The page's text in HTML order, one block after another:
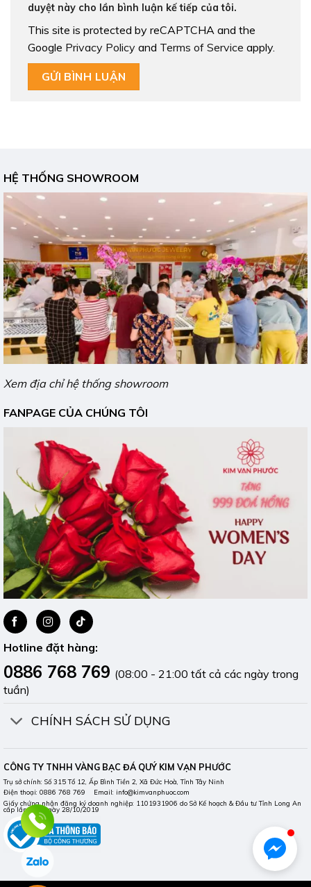
duyệt này cho lần bình luận kế tiếp của tôi.
This site is protected by reCAPTCHA and the
Google Privacy Policy and Terms of Service apply.
HỆ THỐNG SHOWROOM
Xem địa chỉ hệ thống showroom
FANPAGE CỦA CHÚNG TÔI
Hotline đặt hàng:
0886 768 769 (08:00 - 21:00 tất cả các ngày trong
tuần)
CHÍNH SÁCH SỬ DỤNG
CÔNG TY TNHH VÀNG BẠC ĐÁ QUÝ KIM VẠN PHƯỚC
Trụ sở chính: Số 315 Tổ 12, Ấp Bình Tiền 2, Xã Đức Hoà, Tỉnh Tây Ninh
Điện thoại: 0886 768 769 Email: info@kimvanphuoc.com
Giấy chứng nhận đăng ký doanh nghiệp: 1101931906 do Sở Kế hoạch & Đầu tư Tỉnh Long An
cấp lần đầu ngày 28/10/2019